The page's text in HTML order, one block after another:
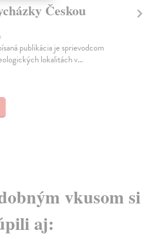
Českou
publikácia je sprievodcom
lokalitách v...
vkusom si
aj: